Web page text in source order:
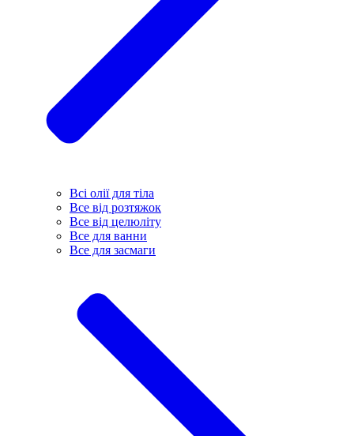
Всі олії для тіла
Все від розтяжок
Все від целюліту
Все для ванни
Все для засмаги